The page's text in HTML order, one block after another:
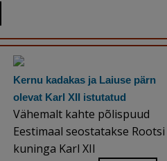
Kernu kadakas ja Laiuse pärn
olevat Karl XII istutatud
Vähemalt kahte põlispuud
Eestimaal seostatakse Rootsi
kuninga Karl XII